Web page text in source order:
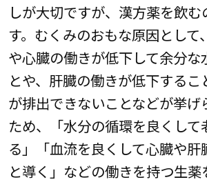
しが大切ですが、漢方薬を飲
す。むくみのおもな原因として
や心臓の働きが低下して余分な
とや、肝臓の働きが低下する
が排出できないことなどが挙げ
ため、「水分の循環を良くして
る」「血流を良くして心臓や肝
と導く」などの働きを持つ生